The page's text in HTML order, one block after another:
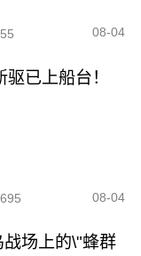
08-04
已上船台！
08-04
场上的\"蜂群